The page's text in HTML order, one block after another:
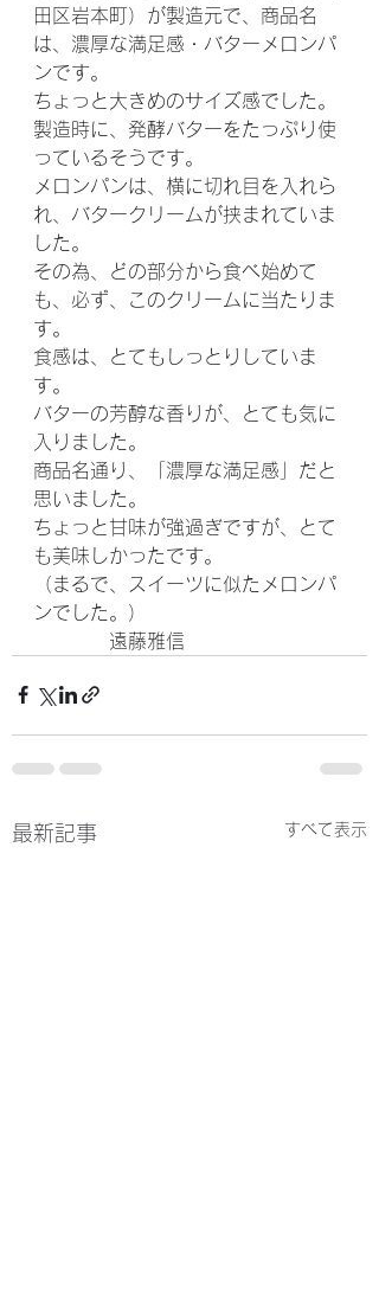
田区岩本町）が製造元で、商品名
は、濃厚な満足感・バターメロンパ
ンです。
ちょっと大きめのサイズ感でした。
製造時に、発酵バターをたっぷり使
っているそうです。
メロンパンは、横に切れ目を入れら
れ、バタークリームが挟まれていま
した。
その為、どの部分から食べ始めて
も、必ず、このクリームに当たりま
す。
食感は、とてもしっとりしていま
す。
バターの芳醇な香りが、とても気に
入りました。
商品名通り、「濃厚な満足感」だと
思いました。
ちょっと甘味が強過ぎですが、とて
も美味しかったです。
（まるで、スイーツに似たメロンパ
ンでした。）
遠藤雅信
最新記事 すべて表示